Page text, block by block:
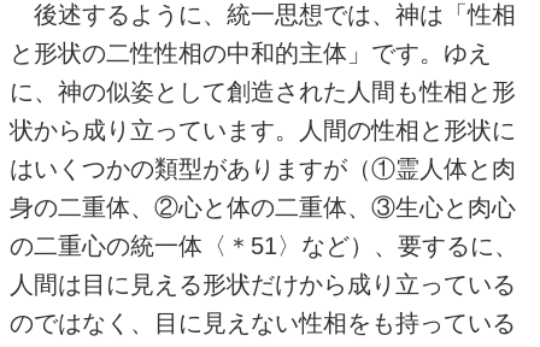
後述するように、統一思想では、神は「性相
と形状の二性性相の中和的主体」です。ゆえ
に、神の似姿として創造された人間も性相と形
状から成り立っています。人間の性相と形状に
はいくつかの類型がありますが（①霊人体と肉
身の二重体、②心と体の二重体、③生心と肉心
の二重心の統一体〈＊ 51〉など）、要するに、
人間は目に見える形状だけから成り立っている
のではなく、目に見えない性相をも持っている